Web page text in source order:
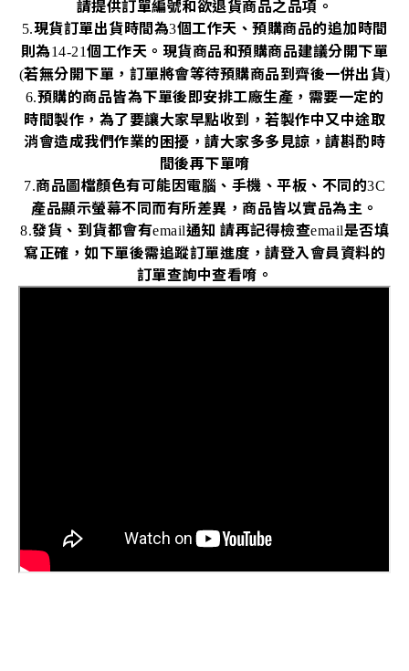
請提供訂單編號和欲退貨商品之品項。
5.現貨訂單出貨時間為3個工作天、預購商品的追加時間
則為14-21個工作天。現貨商品和預購商品建議分開下單
(若無分開下單，訂單將會等待預購商品到齊後一併出貨)
6.預購的商品皆為下單後即安排工廠生產，需要一定的
時間製作，為了要讓大家早點收到，若製作中又中途取
消會造成我們作業的困擾，請大家多多見諒，請斟酌時
間後再下單唷
7.商品圖檔顏色有可能因電腦、手機、平板、不同的3C
產品顯示螢幕不同而有所差異，商品皆以實品為主。
8.發貨、到貨都會有email通知 請再記得檢查email是否填
寫正確，如下單後需追蹤訂單進度，請登入會員資料的
訂單查詢中查看唷。